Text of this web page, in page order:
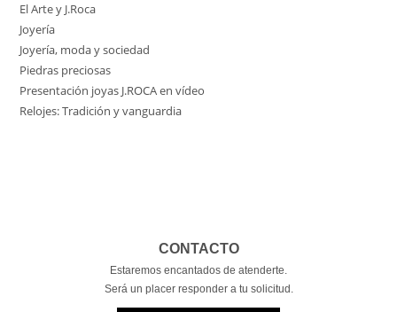
El Arte y J.Roca
Joyería
Joyería, moda y sociedad
Piedras preciosas
Presentación joyas J.ROCA en vídeo
Relojes: Tradición y vanguardia
CONTACTO
Estaremos encantados de atenderte.
Será un placer responder a tu solicitud.